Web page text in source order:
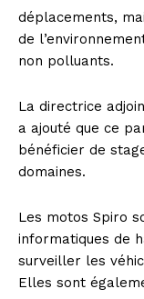
déplacements,
de
non polluants.
La directrice
a ajouté que ce
bénéficier de
domaines.
Les motos Spiro
informatiques de
surveiller les
Elles sont